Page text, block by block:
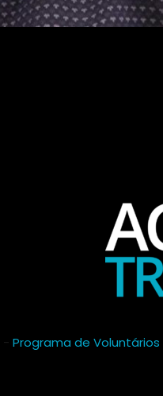
- Programa de Voluntários